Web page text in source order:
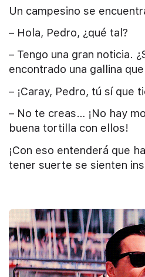
Un campesino se
– Hola, Pedro, ¿qué tal?
– Tengo una gran noticia.
encontrado una gallina
– ¡Caray, Pedro, tú sí que
– No te creas… ¡No hay
buena tortilla con ellos!
¡Con eso entenderá que
tener suerte se sienten